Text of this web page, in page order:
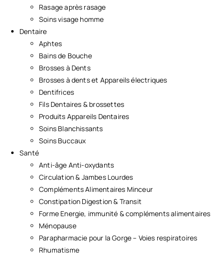
Rasage après rasage
Soins visage homme
Dentaire
Aphtes
Bains de Bouche
Brosses à Dents
Brosses à dents et Appareils électriques
Dentifrices
Fils Dentaires & brossettes
Produits Appareils Dentaires
Soins Blanchissants
Soins Buccaux
Santé
Anti-âge Anti-oxydants
Circulation & Jambes Lourdes
Compléments Alimentaires Minceur
Constipation Digestion & Transit
Forme Energie, immunité & compléments alimentaires
Ménopause
Parapharmacie pour la Gorge – Voies respiratoires
Rhumatisme